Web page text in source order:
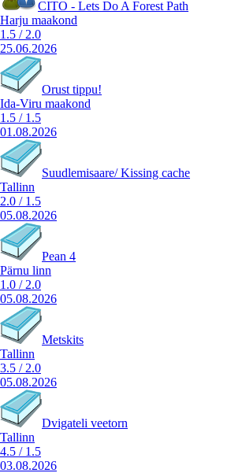
CITO - Lets Do A Forest Path
Harju maakond
1.5 / 2.0
25.06.2026
Orust tippu!
Ida-Viru maakond
1.5 / 1.5
01.08.2026
Suudlemisaare/ Kissing cache
Tallinn
2.0 / 1.5
05.08.2026
Pean 4
Pärnu linn
1.0 / 2.0
05.08.2026
Metskits
Tallinn
3.5 / 2.0
05.08.2026
Dvigateli veetorn
Tallinn
4.5 / 1.5
03.08.2026